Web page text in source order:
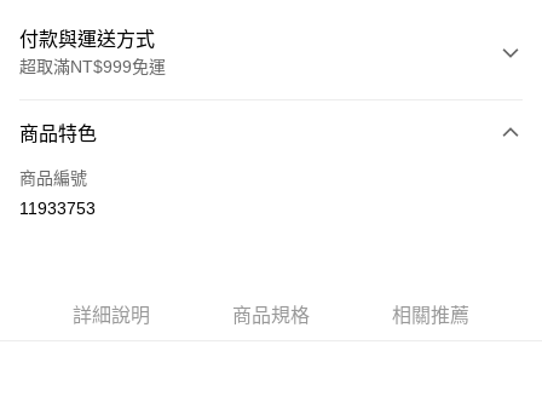
付款與運送方式
超取滿NT$999免運
信用卡一次付款
超商取貨付款
街口支付
商品特色
商品編號
11933753
詳細說明 商品規格 相關推薦